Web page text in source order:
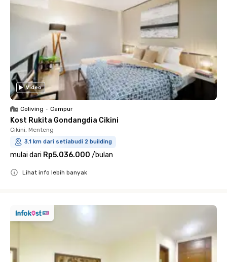
Video
Coliving • Campur
Kost Rukita Gondangdia Cikini
Cikini, Menteng
3.1 km dari setiabudi 2 building
mulai dari Rp5.036.000 /bulan
Lihat info lebih banyak